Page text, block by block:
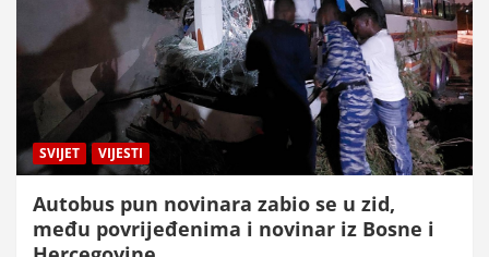
SVIJET VIJESTI
Autobus pun novinara zabio se u zid,
među povrijeđenima i novinar iz Bosne i